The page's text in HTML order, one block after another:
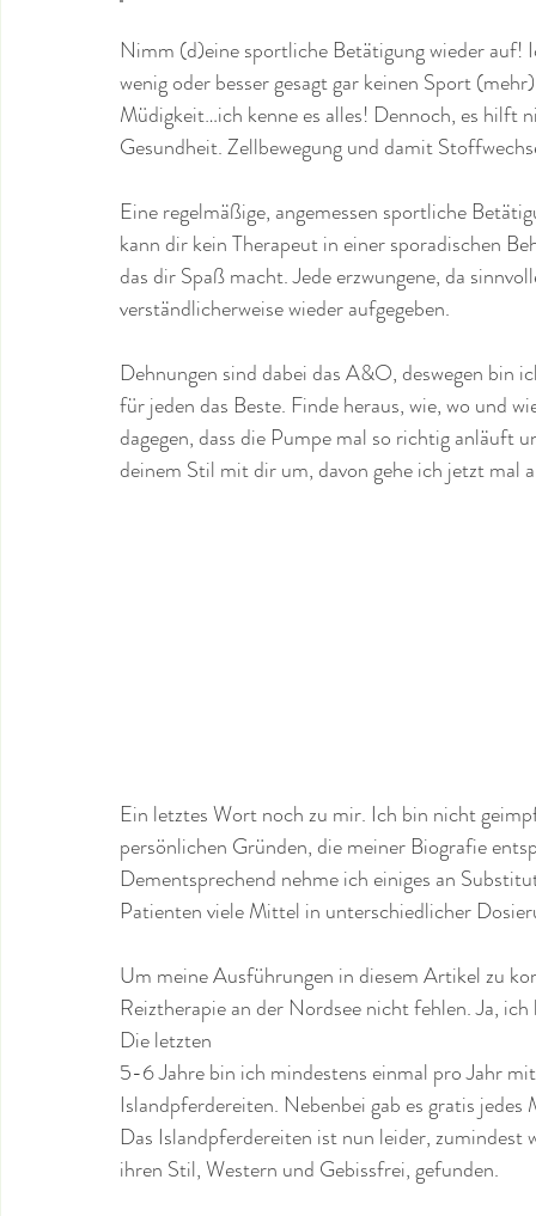
Nimm (d)eine sportliche Betätigung wieder auf!
wenig oder besser gesagt gar keinen Sport
Müdigkeit…ich kenne es alles! Dennoch, es hilft
Gesundheit. Zellbewegung und damit
Eine regelmäßige, angemessen sportliche
kann dir kein Therapeut in einer sporadischen
das dir Spaß macht. Jede erzwungene, da
verständlicherweise wieder aufgegeben.
Dehnungen sind dabei das A&O, deswegen
für jeden das Beste. Finde heraus, wie, wo und
dagegen, dass die Pumpe mal so richtig
deinem Stil mit dir um, davon gehe ich jetzt mal
Ein letztes Wort noch zu mir. Ich bin nicht
persönlichen Gründen, die meiner Biografie
Dementsprechend nehme ich einiges an
Patienten viele Mittel in unterschiedlicher
Um meine Ausführungen in diesem Artikel zu
Reiztherapie an der Nordsee nicht fehlen. Ja,
Die letzten
5-6 Jahre bin ich mindestens einmal pro Jahr
Islandpferdereiten. Nebenbei gab es gratis
Das Islandpferdereiten ist nun leider,
ihren Stil, Western und Gebissfrei, gefunden.